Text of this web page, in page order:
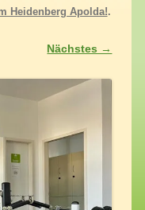
Heidenberg Apolda!.
Nächstes →